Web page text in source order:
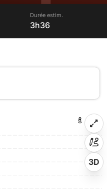
Durée estim.
3h36
3D